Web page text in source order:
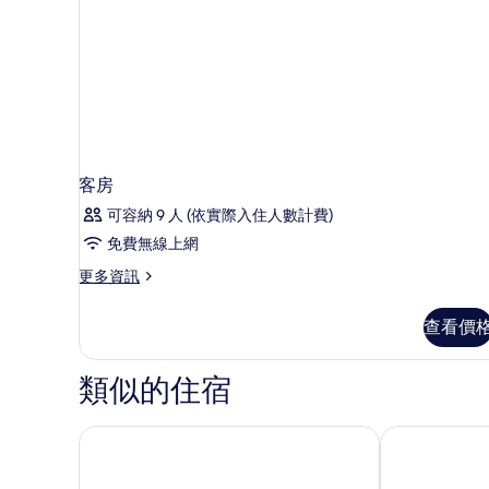
客房
可容納 9 人 (依實際入住人數計費)
免費無線上網
更多資訊
更
的
詳
情
查看價
類似的住宿
日出渡假村 帕岸島恰恰沙